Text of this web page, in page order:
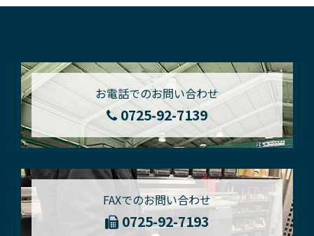
お電話でのお問い合わせ
0725-92-7139
FAXでのお問い合わせ
0725-92-7193